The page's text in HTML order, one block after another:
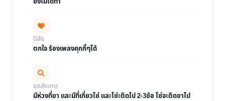
นิสัย
ตกใจ ร้องเพลงคุกกี้ๆได้
จุดสังเกต
มีห่วงที่ขา และมีที่เกี่ยวโซ่ และโซ่ะติดไป 2-3ข้อ โซ่จะติดขาไป